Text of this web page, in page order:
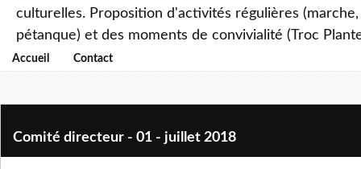
culturelles. Proposition d'activités régulières
pétanque) et des moments de convivialité (Troc
Accueil Contact
Comité directeur - 01 - juillet 2018